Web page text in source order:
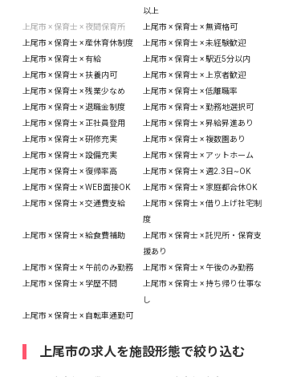
以上
上尾市 × 保育士 × 夜間保育所
上尾市 × 保育士 × 無資格可
上尾市 × 保育士 × 産休育休制度
上尾市 × 保育士 × 未経験歓迎
上尾市 × 保育士 × 有給
上尾市 × 保育士 × 駅近5分以内
上尾市 × 保育士 × 扶養内可
上尾市 × 保育士 × 上京者歓迎
上尾市 × 保育士 × 残業少なめ
上尾市 × 保育士 × 低離職率
上尾市 × 保育士 × 退職金制度
上尾市 × 保育士 × 勤務地選択可
上尾市 × 保育士 × 正社員登用
上尾市 × 保育士 × 昇給昇進あり
上尾市 × 保育士 × 研修充実
上尾市 × 保育士 × 複数園あり
上尾市 × 保育士 × 設備充実
上尾市 × 保育士 × アットホーム
上尾市 × 保育士 × 復帰率高
上尾市 × 保育士 × 週2.3日~OK
上尾市 × 保育士 × WEB面接OK
上尾市 × 保育士 × 家庭都合休OK
上尾市 × 保育士 × 交通費支給
上尾市 × 保育士 × 借り上げ社宅制
度
上尾市 × 保育士 × 給食費補助
上尾市 × 保育士 × 託児所・保育支
援あり
上尾市 × 保育士 × 午前のみ勤務
上尾市 × 保育士 × 午後のみ勤務
上尾市 × 保育士 × 学歴不問
上尾市 × 保育士 × 持ち帰り仕事な
し
上尾市 × 保育士 × 自転車通勤可
上尾市の求人を施設形態で絞り込む